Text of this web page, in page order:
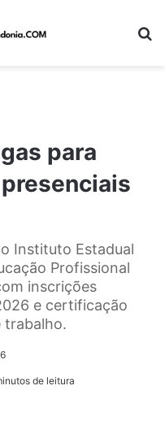
para
Instituto Estadual
Profissional
inscrições
e certificação
trabalho.
de leitura